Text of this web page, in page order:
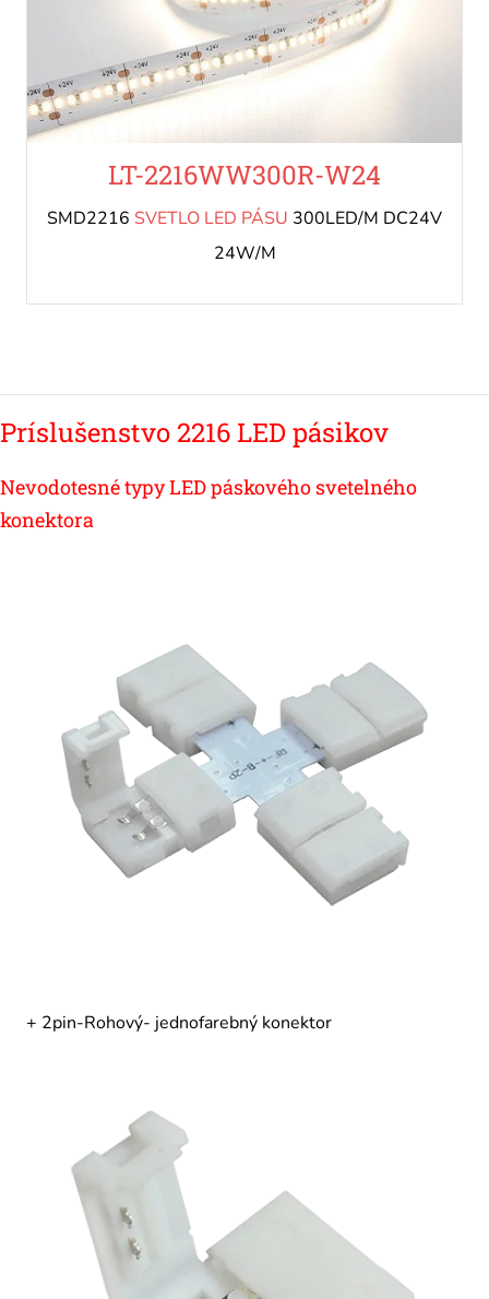
LT-2216WW300R-W24
SMD2216 SVETLO LED PÁSU 300LED/M DC24V
24W/M
Príslušenstvo 2216 LED pásikov
Nevodotesné typy LED páskového svetelného
konektora
+ 2pin-Rohový- jednofarebný konektor